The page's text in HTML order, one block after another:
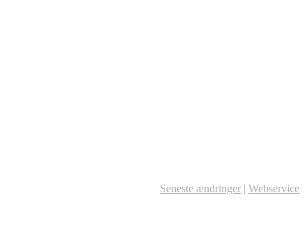
Seneste ændringer | Webservice